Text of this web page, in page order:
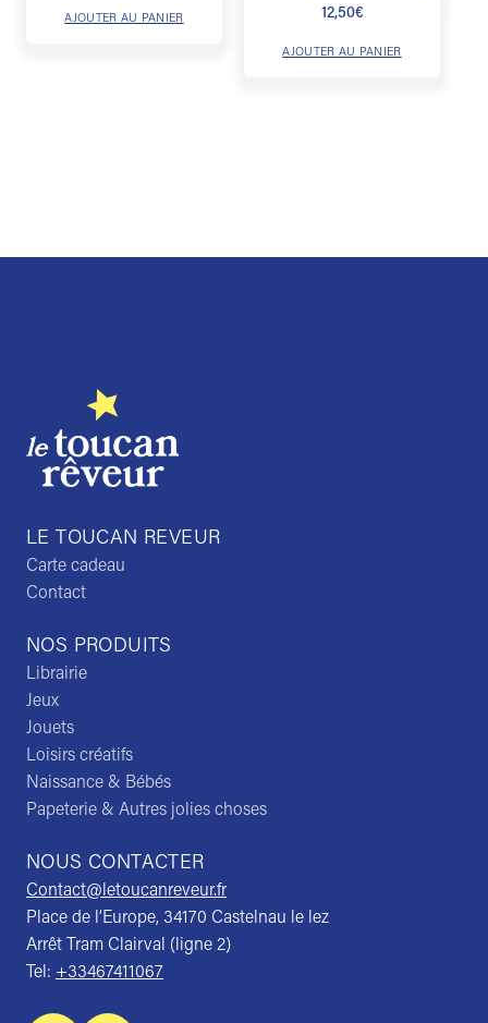
AJOUTER AU PANIER
12,50€
AJOUTER AU PANIER
NOS PRODUITS
Librairie
Jeux
Jouets
Loisirs créatifs
Naissance & Bébés
Papeterie & Autres jolies choses
NOUS CONTACTER
Contact@letoucanreveur.fr
Place de l’Europe, 34170 Castelnau le lez
Arrêt Tram Clairval (ligne 2)
Tel: +33467411067
LE TOUCAN REVEUR
Carte cadeau
Contact